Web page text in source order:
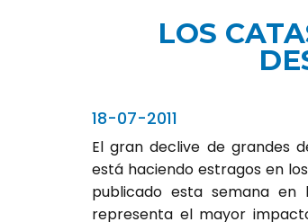
LOS
18-07-2011
El gran declive de grandes
está haciendo estragos en
publicado esta semana en
representa el mayor